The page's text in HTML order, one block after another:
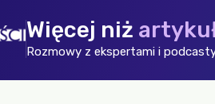
Więcej niż
Rozmowy z ekspertami i